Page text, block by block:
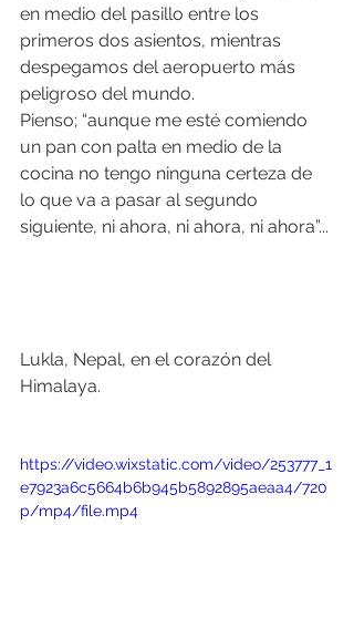
en medio del pasillo entre los
primeros dos asientos, mientras
despegamos del aeropuerto más
peligroso del mundo.
Pienso; “aunque me esté comiendo
un pan con palta en medio de la
cocina no tengo ninguna certeza de
lo que va a pasar al segundo
siguiente, ni ahora, ni ahora, ni ahora”...
Lukla, Nepal, en el corazón del
Himalaya.
https://video.wixstatic.com/video/253777_1
e7923a6c5664b6b945b5892895aeaa4/720
p/mp4/file.mp4